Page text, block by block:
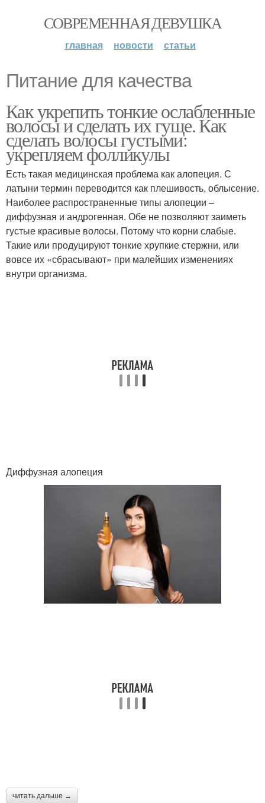
СОВРЕМЕННАЯ ДЕВУШКА
главная новости статьи
Питание для качества
Как укрепить тонкие ослабленные
волосы и сделать их гуще. Как
сделать волосы густыми:
укрепляем фолликулы
Есть такая медицинская проблема как алопеция. С
латыни термин переводится как плешивость, облысение.
Наиболее распространенные типы алопеции –
диффузная и андрогенная. Обе не позволяют заиметь
густые красивые волосы. Потому что корни слабые.
Такие или продуцируют тонкие хрупкие стержни, или
вовсе их «сбрасывают» при малейших изменениях
внутри организма.
Диффузная алопеция
читать дальше →